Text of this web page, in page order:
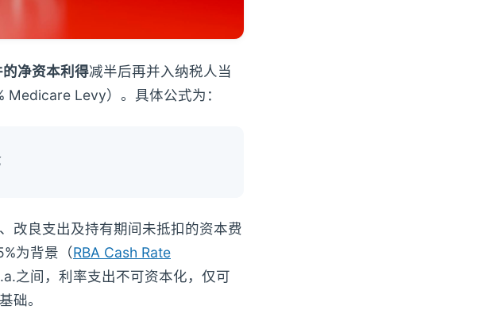
净资本利得减半后再并入纳税人当
Levy）。具体公式为：
改良支出及持有期间未抵扣的资本费
为背景（RBA Cash Rate
之间，利率支出不可资本化，仅可
础。